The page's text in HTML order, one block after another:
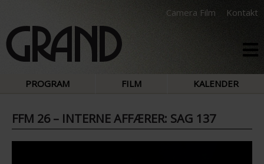
Camera Film Kontakt
PROGRAM FILM KALENDER
FFM 26 – INTERNE AFFÆRER: SAG 137